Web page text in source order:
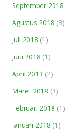
September 2018
Agustus 2018 (3)
Juli 2018 (1)
Juni 2018 (1)
April 2018 (2)
Maret 2018 (3)
Februari 2018 (1)
Januari 2018 (1)